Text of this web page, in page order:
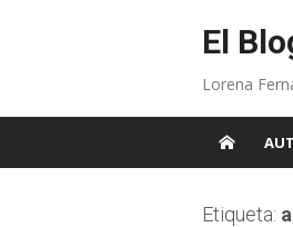
El
Lorena
Etiqueta: